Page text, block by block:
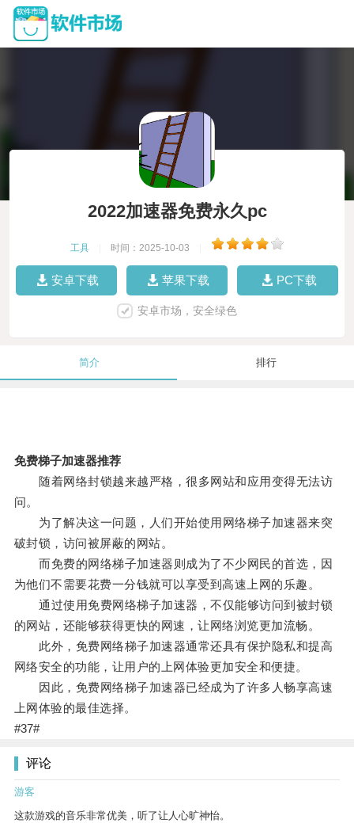
2022加速器免费永久pc
工具 时间：2025-10-03
安卓下载 苹果下载 PC下载
安卓市场，安全绿色
简介 排行
免费梯子加速器推荐
随着网络封锁越来越严格，很多网站和应用变得无法访
问。
为了解决这一问题，人们开始使用网络梯子加速器来突
破封锁，访问被屏蔽的网站。
而免费的网络梯子加速器则成为了不少网民的首选，因
为他们不需要花费一分钱就可以享受到高速上网的乐趣。
通过使用免费网络梯子加速器，不仅能够访问到被封锁
的网站，还能够获得更快的网速，让网络浏览更加流畅。
此外，免费网络梯子加速器通常还具有保护隐私和提高
网络安全的功能，让用户的上网体验更加安全和便捷。
因此，免费网络梯子加速器已经成为了许多人畅享高速
上网体验的最佳选择。
#37#
评论
游客
这款游戏的音乐非常优美，听了让人心旷神怡。